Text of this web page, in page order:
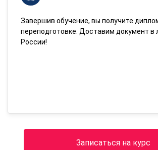
Завершив обучение, вы получите
переподготовке. Доставим документ в
России!
Записаться на курс